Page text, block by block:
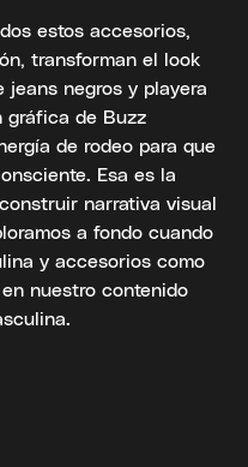
estos accesorios,
transforman el look
negros y playera
gráfica de Buzz
de rodeo para que
Esa es la
narrativa visual
a fondo cuando
y accesorios como
nuestro contenido